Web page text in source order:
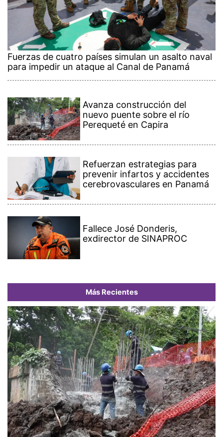
Fuerzas de cuatro países simulan un asalto naval
para impedir un ataque al Canal de Panamá
Avanza construcción del
nuevo puente sobre el río
Perequeté en Capira
Refuerzan estrategias para
prevenir infartos y accidentes
cerebrovasculares en Panamá
Fallece José Donderis,
exdirector de SINAPROC
Más Recientes